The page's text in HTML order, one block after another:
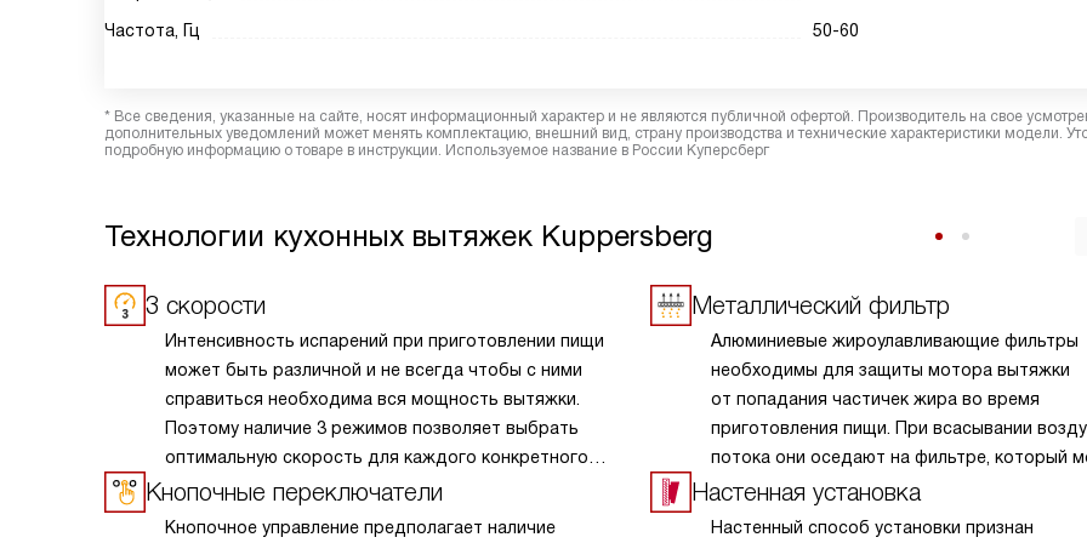
Частота, Гц
50-60
* Все сведения, указанные на сайте, носят информационный характер и не являются публичной офертой. Производитель на свое
дополнительных уведомлений может менять комплектацию, внешний вид, страну производства и технические характеристики модели.
подробную информацию о товаре в инструкции. Используемое название в России Куперсберг
Технологии кухонных вытяжек Kuppersberg
3 скорости
Интенсивность испарений при приготовлении пищи
может быть различной и не всегда чтобы с ними
справиться необходима вся мощность вытяжки.
Поэтому наличие 3 режимов позволяет выбрать
оптимальную скорость для каждого конкретного
случая.
Кнопочные переключатели
Кнопочное управление предполагает наличие
Металлический фильтр
Алюминиевые жироулавливающие фильтры
необходимы для защиты мотора вытяжки
от попадания частичек жира во время
приготовления пищи. При всасывании
потока они оседают на фильтре, который
легко снять и очистить.
Настенная установка
Настенный способ установки признан